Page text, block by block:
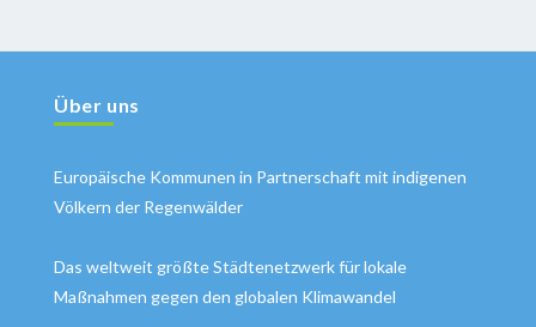
Über uns
Europäische Kommunen in Partnerschaft mit indigenen
Völkern der Regenwälder
Das weltweit größte Städtenetzwerk für lokale
Maßnahmen gegen den globalen Klimawandel